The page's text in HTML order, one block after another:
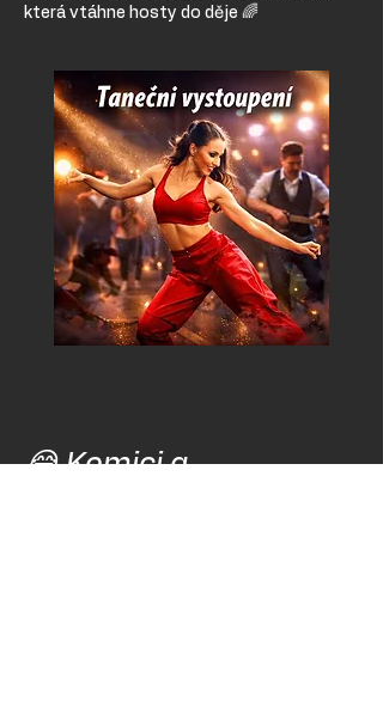
která vtáhne hosty do děje 🌈
😂 Komici a